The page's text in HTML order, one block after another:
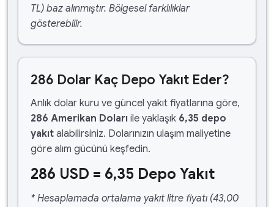
TL) baz alınmıştır. Bölgesel farklılıklar
gösterebilir.
286 Dolar Kaç Depo Yakıt Eder?
Anlık dolar kuru ve güncel yakıt fiyatlarına göre,
286 Amerikan Doları ile yaklaşık 6,35 depo
yakıt alabilirsiniz. Dolarınızın ulaşım maliyetine
göre alım gücünü keşfedin.
286 USD = 6,35 Depo Yakıt
* Hesaplamada ortalama yakıt litre fiyatı (43,00